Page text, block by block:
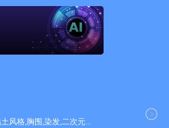
风格,胸围,染发,二次元...